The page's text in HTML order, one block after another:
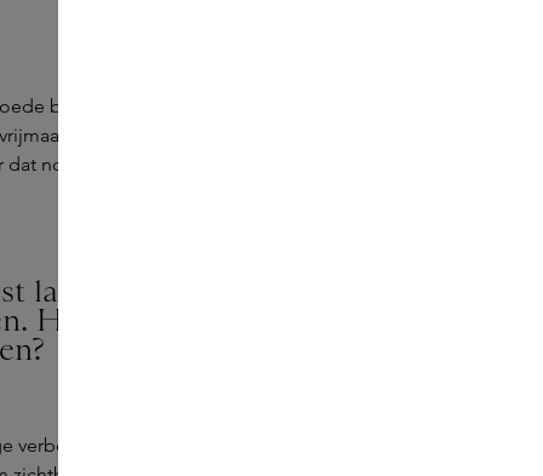
balans te bewaren. Ik stel prioriteiten,
voor
nodig is – het zijn essentiële onderdelen
laten je huid er niet alleen
Hoe zorgt Bodyologist
verbeteringen; ze dringen door in de huid